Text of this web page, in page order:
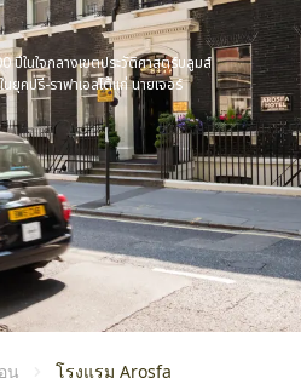
ปีในใจกลางเขตประวัติศาสตร์บลูมส์
คปรี-ราฟาเอลได้แก่ นายเจอร์
น โรงแรม Arosfa